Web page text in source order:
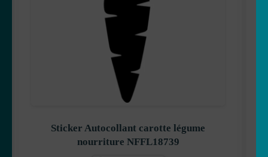
Sticker Autocollant carotte légume
nourriture NFFL18739